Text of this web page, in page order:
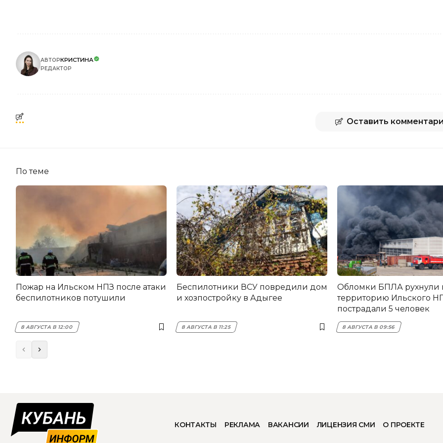
АВТОРКРИСТИНА
РЕДАКТОР
Оставить
По теме
Пожар на Ильском НПЗ после атаки
беспилотников потушили
8 АВГУСТА В 12:00
Беспилотники ВСУ повредили дом
и хозпостройку в Адыгее
8 АВГУСТА В 11:25
Обломки БПЛА рухнули
территорию Ильского
пострадали 5 человек
8 АВГУСТА В 09:56
КОНТАКТЫ РЕКЛАМА ВАКАНСИИ ЛИЦЕНЗИЯ СМИ О ПРОЕКТЕ